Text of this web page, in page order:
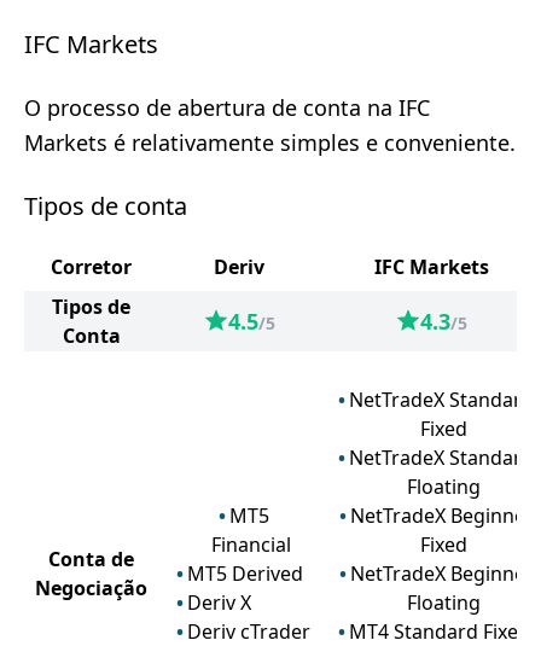
IFC Markets
O processo de abertura de conta na IFC
Markets é relativamente simples e conveniente.
Tipos de conta
Corretor Deriv
IFC Markets
Tipos de
Conta
4.5/5 4.3/5
Conta de
Negociação
MT5
Financial
MT5 Derived
Deriv X
Deriv cTrader
NetTradeX Standard
Fixed
NetTradeX Standard
Floating
NetTradeX Beginner
Fixed
NetTradeX Beginner
Floating
MT4 Standard Fixed